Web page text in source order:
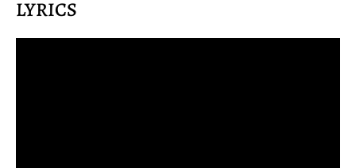
LYRICS